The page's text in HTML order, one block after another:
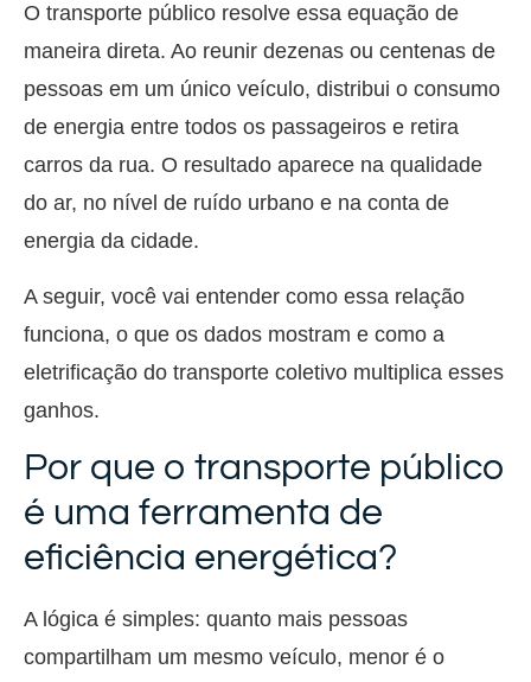
O transporte público resolve essa equação de
maneira direta. Ao reunir dezenas ou centenas de
pessoas em um único veículo, distribui o consumo
de energia entre todos os passageiros e retira
carros da rua. O resultado aparece na qualidade
do ar, no nível de ruído urbano e na conta de
energia da cidade.
A seguir, você vai entender como essa relação
funciona, o que os dados mostram e como a
eletrificação do transporte coletivo multiplica esses
ganhos.
Por que o transporte público
é uma ferramenta de
eficiência energética?
A lógica é simples: quanto mais pessoas
compartilham um mesmo veículo, menor é o